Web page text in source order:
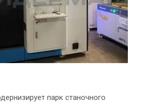
парк станочного